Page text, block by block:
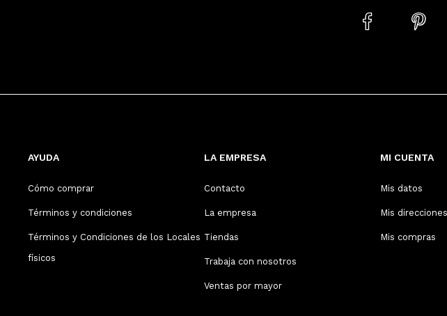
AYUDA
Cómo comprar
Términos y condiciones
Términos y Condiciones de los Locales
físicos
LA EMPRESA
Contacto
La empresa
Tiendas
Trabaja con nosotros
Ventas por mayor
MI CUENTA
Mis datos
Mis direcciones
Mis compras
 